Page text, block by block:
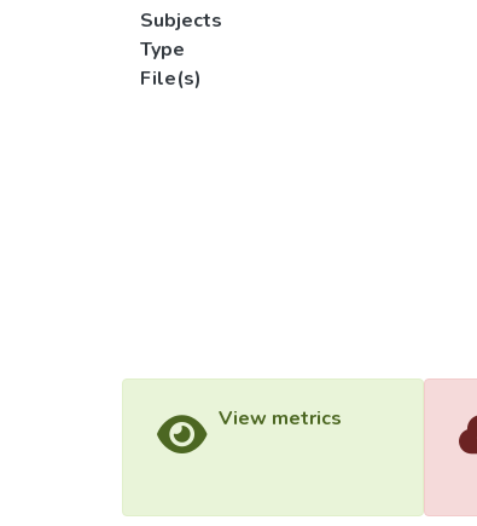
Subjects
Type
File(s)
View metrics